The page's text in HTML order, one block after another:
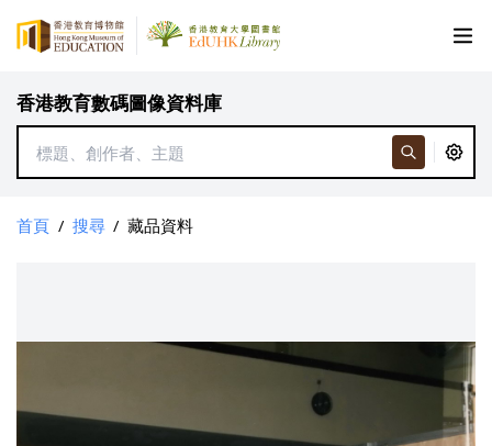
香港教育數碼圖像資料庫
首頁 / 搜尋 / 藏品資料